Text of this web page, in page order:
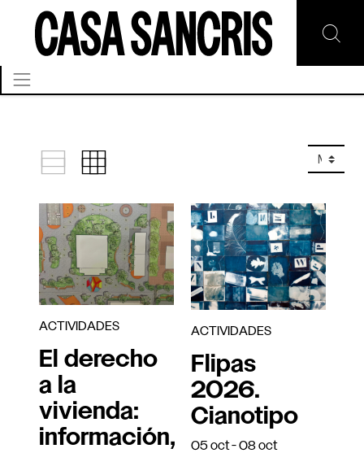
ACTIVIDADES
El derecho
a la
vivienda:
información,
ACTIVIDADES
Flipas
2026.
Cianotipo
05 oct - 08 oct